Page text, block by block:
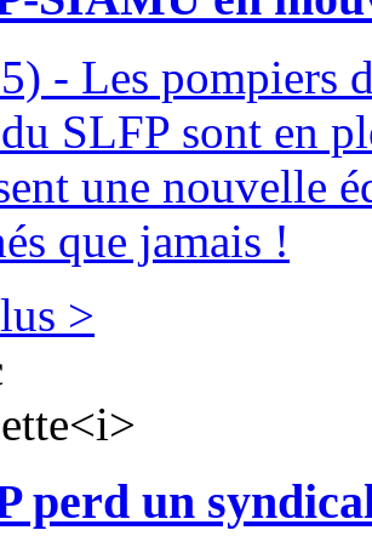
- Les pompiers
SLFP sont en
une nouvelle
que jamais !
>
perd un